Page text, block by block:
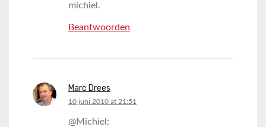
michiel.
Beantwoorden
Marc Drees
says:
10 juni 2010 at 21:51
@Michiel: